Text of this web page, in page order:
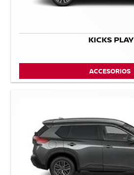
KICKS PLAY
ACCESORIOS